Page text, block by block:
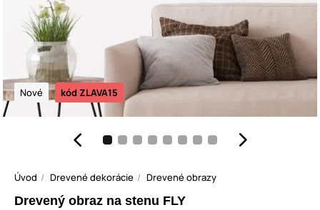
Nové kód ZLAVA15
Úvod Drevené dekorácie Drevené obrazy
Drevený obraz na stenu FLY